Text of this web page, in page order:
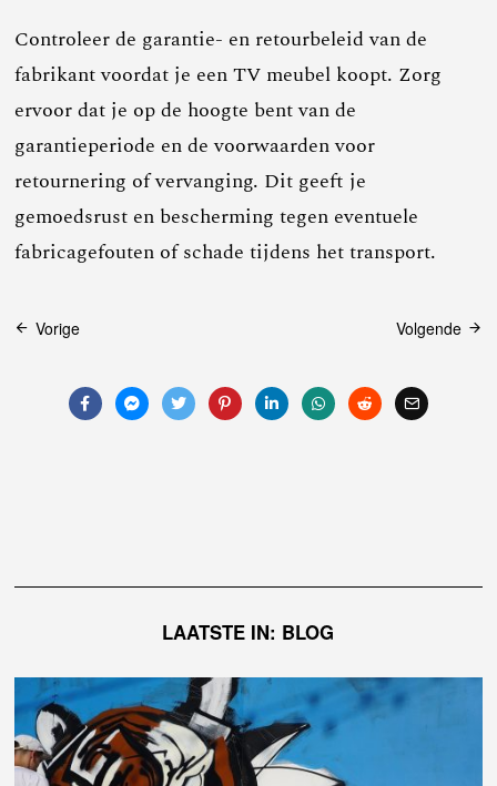
Controleer de garantie- en retourbeleid van de
fabrikant voordat je een TV meubel koopt. Zorg
ervoor dat je op de hoogte bent van de
garantieperiode en de voorwaarden voor
retournering of vervanging. Dit geeft je
gemoedsrust en bescherming tegen eventuele
fabricagefouten of schade tijdens het transport.
Bericht
navigatie
Vorige Volgende
LAATSTE IN: BLOG